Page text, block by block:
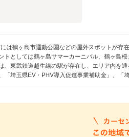
は鶴ヶ島市運動公園などの屋外スポットが
トとしては鶴ヶ島サマーカーニバル、鶴ヶ島
、東武鉄道越生線の駅が存在し、エリア内を
「埼玉県EV・PHV導入促進事業補助金」、